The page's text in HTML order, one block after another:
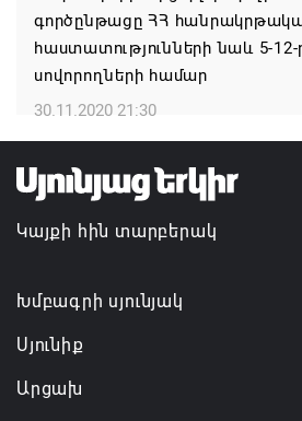
Ռուսաստանի բանակը
ուկրաինական գնացքին
07.08.2026 14:32
TRIP ծրագրով 120 մլն եվրո
Հայաստանի մի շարք
կլաստերների զարգացման
գործընթացը ՀՀ
հաստատությունների նաև 5-
սովորողների համար
30.11.2020 21:30
Կայքի հին տարբերակ
Խմբագրի սյունյակ
Սյունիք
Արցախ